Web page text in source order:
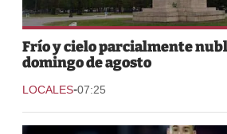
Frío y cielo parcialmente
domingo de agosto
LOCALES-07:25